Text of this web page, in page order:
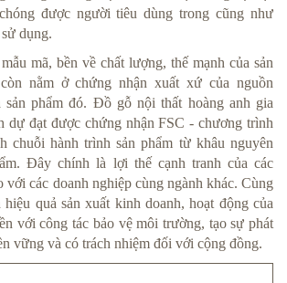
được người tiêu dùng trong cũng như
dụng.
mã, bền về chất lượng, thế mạnh của sản
nằm ở chứng nhận xuất xứ của nguồn
sản phẩm đó. Đồ gỗ nội thất hoàng anh gia
dự đạt được chứng nhận FSC - chương trình
chuỗi hành trình sản phẩm từ khâu nguyên
Đây chính là lợi thế cạnh tranh của các
các doanh nghiệp cùng ngành khác. Cùng
quả sản xuất kinh doanh, hoạt động của
với công tác bảo vệ môi trường, tạo sự phát
vững và có trách nhiệm đối với cộng đồng.